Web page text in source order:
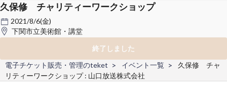
久保修 チャリティーワークショップ
2021/8/6(金)
下関市立美術館・講堂
終了しました
電子チケット販売・管理のteket
イベント一覧
久保修 チャ
リティーワークショップ : 山口放送株式会社